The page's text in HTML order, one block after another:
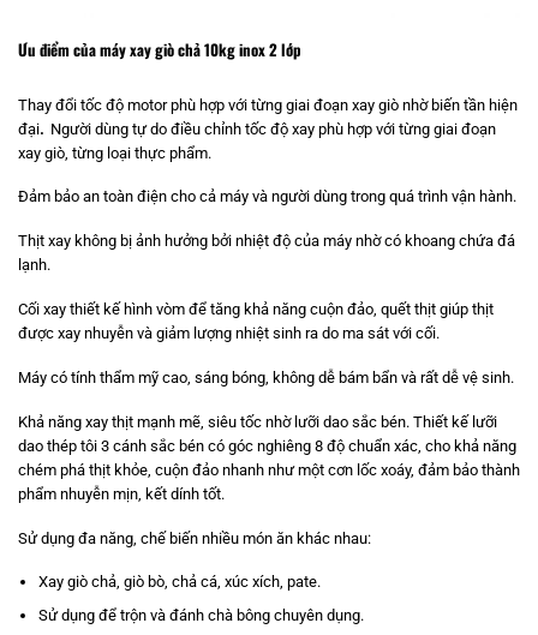
Ưu điểm của máy xay giò chả 10kg inox 2 lớp
Thay đổi tốc độ motor phù hợp với từng giai đoạn xay giò nhờ biến tần hiện
đại. Người dùng tự do điều chỉnh tốc độ xay phù hợp với từng giai đoạn
xay giò, từng loại thực phẩm.
Đảm bảo an toàn điện cho cả máy và người dùng trong quá trình vận hành.
Thịt xay không bị ảnh hưởng bởi nhiệt độ của máy nhờ có khoang chứa đá
lạnh.
Cối xay thiết kế hình vòm để tăng khả năng cuộn đảo, quết thịt giúp thịt
được xay nhuyễn và giảm lượng nhiệt sinh ra do ma sát với cối.
Máy có tính thẩm mỹ cao, sáng bóng, không dễ bám bẩn và rất dễ vệ sinh.
Khả năng xay thịt mạnh mẽ, siêu tốc nhờ lưỡi dao sắc bén. Thiết kế lưỡi
dao thép tôi 3 cánh sắc bén có góc nghiêng 8 độ chuẩn xác, cho khả năng
chém phá thịt khỏe, cuộn đảo nhanh như một cơn lốc xoáy, đảm bảo thành
phẩm nhuyễn mịn, kết dính tốt.
Sử dụng đa năng, chế biến nhiều món ăn khác nhau:
Xay giò chả, giò bò, chả cá, xúc xích, pate.
Sử dụng để trộn và đánh chà bông chuyên dụng.